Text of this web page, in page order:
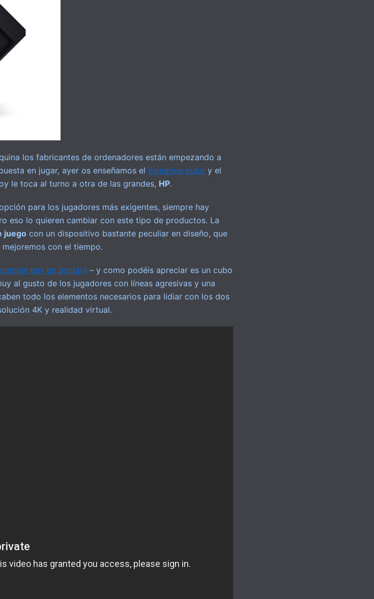
los fabricantes de ordenadores están empezando a
en jugar, ayer os enseñamos el llamativo cubo y el
le toca al turno a otra de las grandes, HP.
para los jugadores más exigentes, siempre hay
eso lo quieren cambiar con este tipo de productos. La
juegocon un dispositivo bastante peculiar en diseño, que
con el tiempo.
hay un portátil – y como podéis apreciar es un cubo
al gusto de los jugadores con líneas agresivas y una
todo los elementos necesarios para lidiar con los dos
4K y realidad virtual.